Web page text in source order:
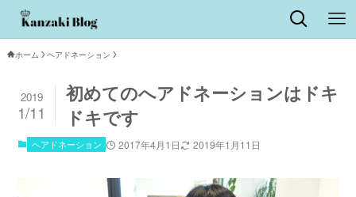
ホーム ヘアドネーション
初めてのへアドネーションはドキ
ドキです
2019
1/11
ヘアドネーション 2017年4月1日 2019年1月11日